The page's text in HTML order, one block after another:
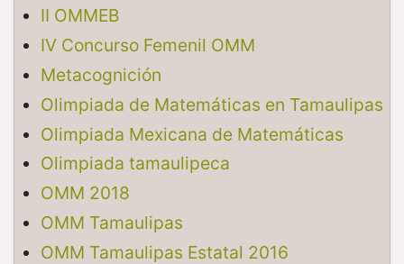
II OMMEB
IV Concurso Femenil OMM
Metacognición
Olimpiada de Matemáticas en Tamaulipas
Olimpiada Mexicana de Matemáticas
Olimpiada tamaulipeca
OMM 2018
OMM Tamaulipas
OMM Tamaulipas Estatal 2016